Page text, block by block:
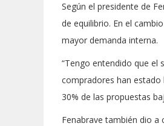
Según el presidente de
de equilibrio. En el
mayor demanda interna.
“Tengo entendido que el
compradores han
30% de las propuestas
Fenabrave también dio a